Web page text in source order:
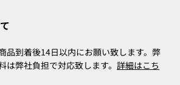
品到着後14日以内にお願い致します。弊
は弊社負担で対応致します。詳細はこち